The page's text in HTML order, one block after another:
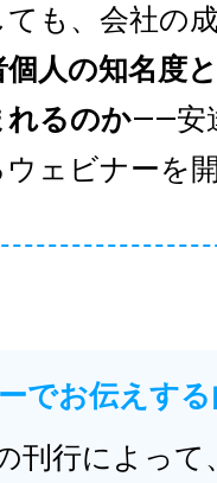
も、会社の
個人の知名度
れるのか——安
ェビナーを
でお伝えす
刊行によって